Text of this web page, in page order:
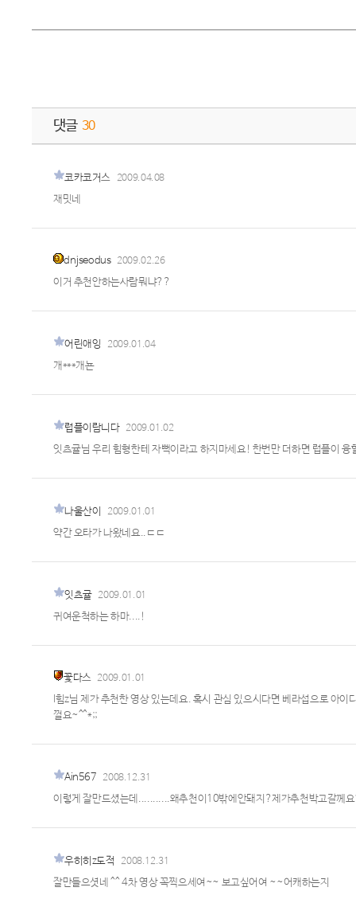
댓글 30
코카코거스 2009.04.08
재밋네
dnjseodus 2009.02.26
이거 추천안하는사람뭐냐??
어린애잉 2009.01.04
개***개뇬
럽플이람니다 2009.01.02
잇츠귤님 우리 힘형한테 자뻑이라고 하지마세요! 한번만 더하면 럽플이
나울산이 2009.01.01
약간 오타가 나왔네요..ㄷㄷ
잇츠귤 2009.01.01
귀여운척하는 하마....!
꽃다스 2009.01.01
l힘z님 제가 추천한 영상 있는데요. 혹시 관심 있으시다면 베라섭으로 아
껄요~^^*;;
Ain567 2008.12.31
이렇게 잘만드셨는데...........왜추천이10밖에안돼지?제가추천박고갈께
우히히z도적 2008.12.31
잘만들으셧네 ^^ 4차 영상 꼭찍으세여~~ 보고싶어여 ~~어캐하는지